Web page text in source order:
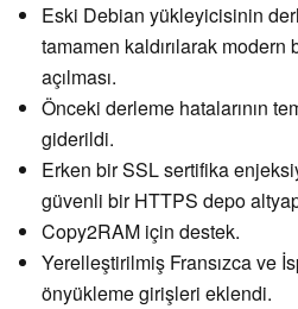
Eski Debian yükleyicisinin
tamamen kaldırılarak modern
açılması.
Önceki derleme hatalarının
giderildi.
Erken bir SSL sertifika
güvenli bir HTTPS depo
Copy2RAM için destek.
Yerelleştirilmiş Fransızca ve
önyükleme girişleri eklendi.